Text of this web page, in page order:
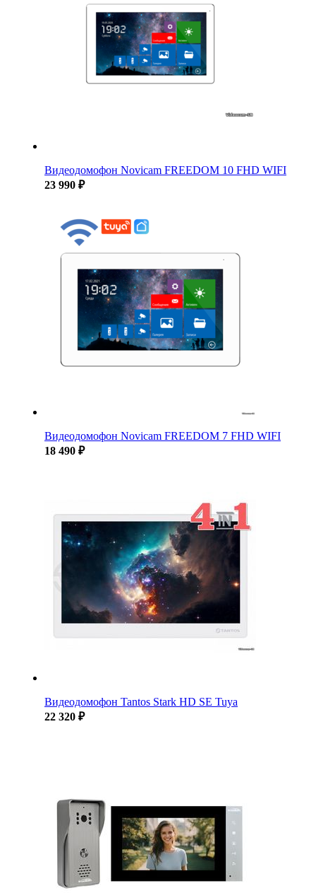
Видеодомофон Novicam FREEDOM 10 FHD WIFI
23 990 ₽
Видеодомофон Novicam FREEDOM 7 FHD WIFI
18 490 ₽
Видеодомофон Tantos Stark HD SE Tuya
22 320 ₽